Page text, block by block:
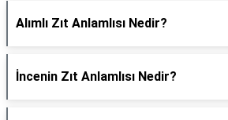
Alımlı Zıt Anlamlısı Nedir?
İncenin Zıt Anlamlısı Nedir?